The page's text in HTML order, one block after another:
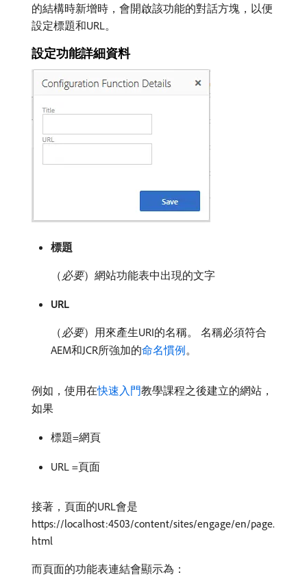
的結構時新增時，會開啟該功能的對話方塊，以便
設定標題和URL。
設定功能詳細資料
標題
（ 必要）網站功能表中出現的文字
URL
（ 必要）用來產生URI的名稱。 名稱必須符合
AEM和JCR所強加的命名慣例。
例如，使用在快速入門教學課程之後建立的網站，
如果
標題=網頁
URL =頁面
接著，頁面的URL會是
https://localhost:4503/content/sites/engage/en/page.
html
而頁面的功能表連結會顯示為：